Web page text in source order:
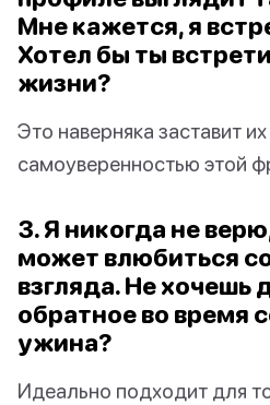
Мне кажется, я
Хотел бы ты
жизни?
Это наверняка заставит
самоуверенностью этой
3. Я никогда не
может влюбиться
взгляда. Не хочешь
обратное во время
ужина?
Идеально подходит для